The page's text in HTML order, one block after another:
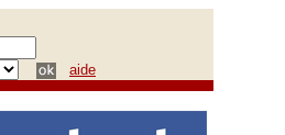
aide